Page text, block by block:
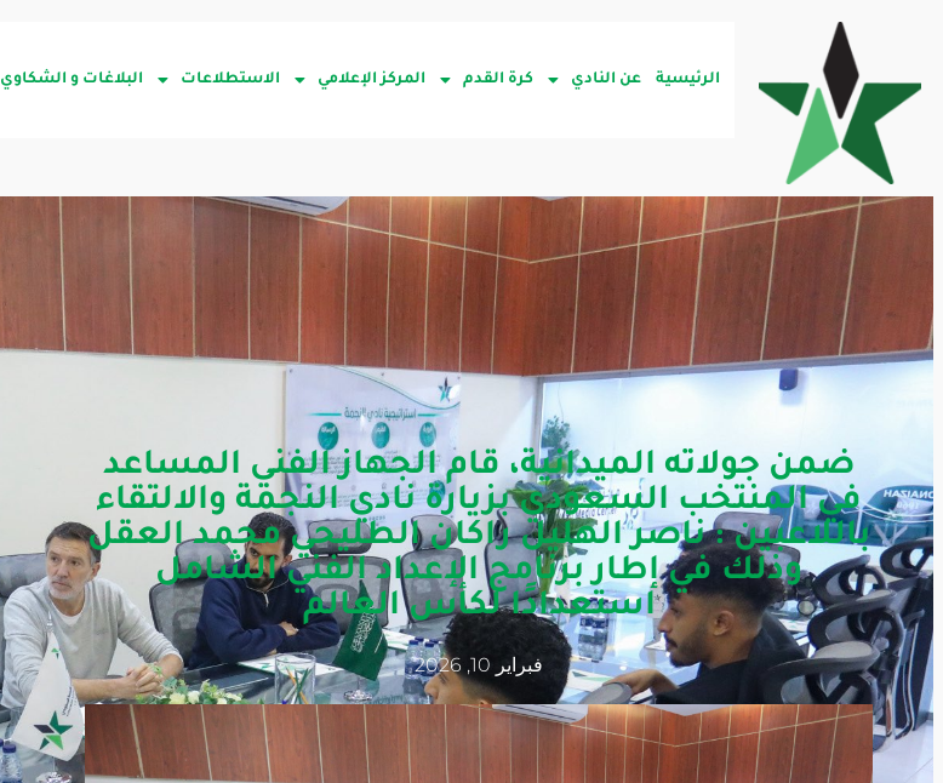
الرئيسية عن النادي كرة القدم المركز الإعلامي الاستطلاعات البلاغات و الشكاوي
ضمن جولاته الميدانية، قام الجهاز الفني المساعد
في المنتخب السعودي بزيارة نادي النجمة والالتقاء
باللاعبين : ناصر الهليل راكان الطليحي محمد العقل
وذلك في إطار برنامج الإعداد الفني الشامل
استعدادًا لكأس العالم
فبراير 10, 2026